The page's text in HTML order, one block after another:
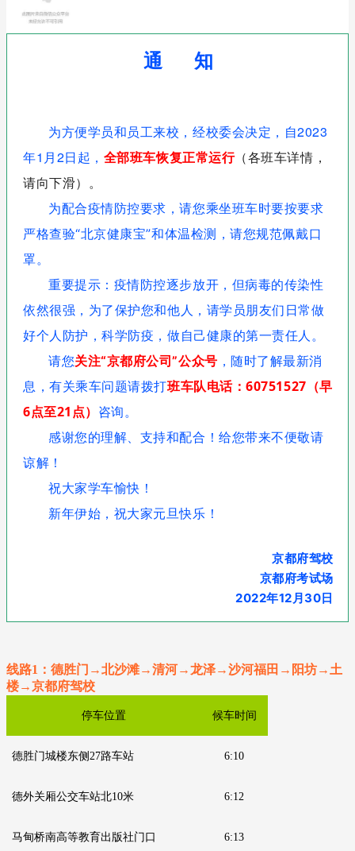
通 知
为方便学员和员工来校，经校委会决定，自2023
年1月2日起， 全部班车恢复正常运行（各班车详情，
请向下滑）。
为配合疫情防控要求，请您乘坐班车时要按要求
严格查验“北京健康宝”和体温检测，请您规范佩戴口
罩。
重要提示：疫情防控逐步放开，但病毒的传染性
依然很强，为了保护您和他人，请学员朋友们日常做
好个人防护，科学防疫，做自己健康的第一责任人。
请您关注“京都府公司”公众号 ，随时了解最新消
息，有关乘车问题请拨打班车队电话：60751527（早
6点至21点） 咨询。
感谢您的理解、支持和配合！给您带来不便敬请
谅解！
祝大家学车愉快！
新年伊始，祝大家元旦快乐！
京都府驾校
京都府考试场
2022年12月30日
线路1：德胜门→北沙滩→清河→龙泽→沙河福田→阳坊→土
楼→京都府驾校
停车位置 候车时间
德胜门城楼东侧27路车站 6:10
德外关厢公交车站北10米 6:12
马甸桥南高等教育出版社门口 6:13